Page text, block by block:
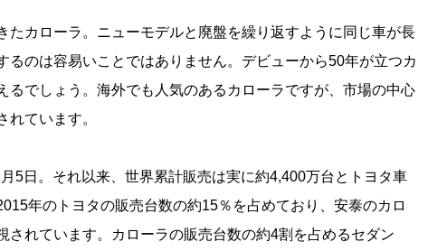
たカローラ。ニューモデルと廃盤を繰り返すように同じ車が長
るのは容易いことではありません。デビューから50年が立つカ
るでしょう。海外でも人気のあるカローラですが、市場の中心
れています。
5日。それ以来、世界累計販売は実に約4,400万台とトヨタ車
年のトヨタの販売台数の約15％を占めており、安泰のカロ
されています。カローラの販売台数の約4割を占めるセダン